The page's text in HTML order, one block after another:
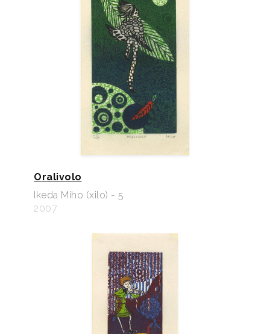
Oralivolo
Ikeda Miho (xilo) - 5
2007